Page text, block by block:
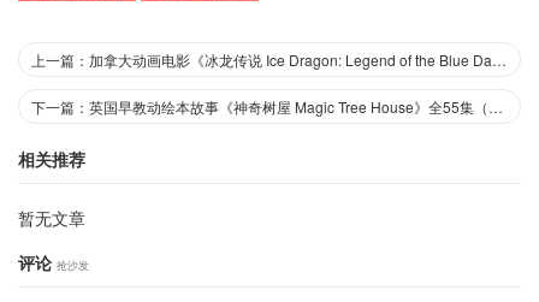
上一篇：加拿大动画电影《冰龙传说 Ice Dragon: Legend of the Blue Daisies》英语中英双字 1080P/MP4/1.02G 动画片冰龙传说下载
下一篇：英国早教动绘本故事《神奇树屋 Magic Tree House》全55集（MOBI+PDF+MP3）+The Musical CD PDF/MP4/2.64G 动画片神奇树屋下载
相关推荐
暂无文章
评论 抢沙发